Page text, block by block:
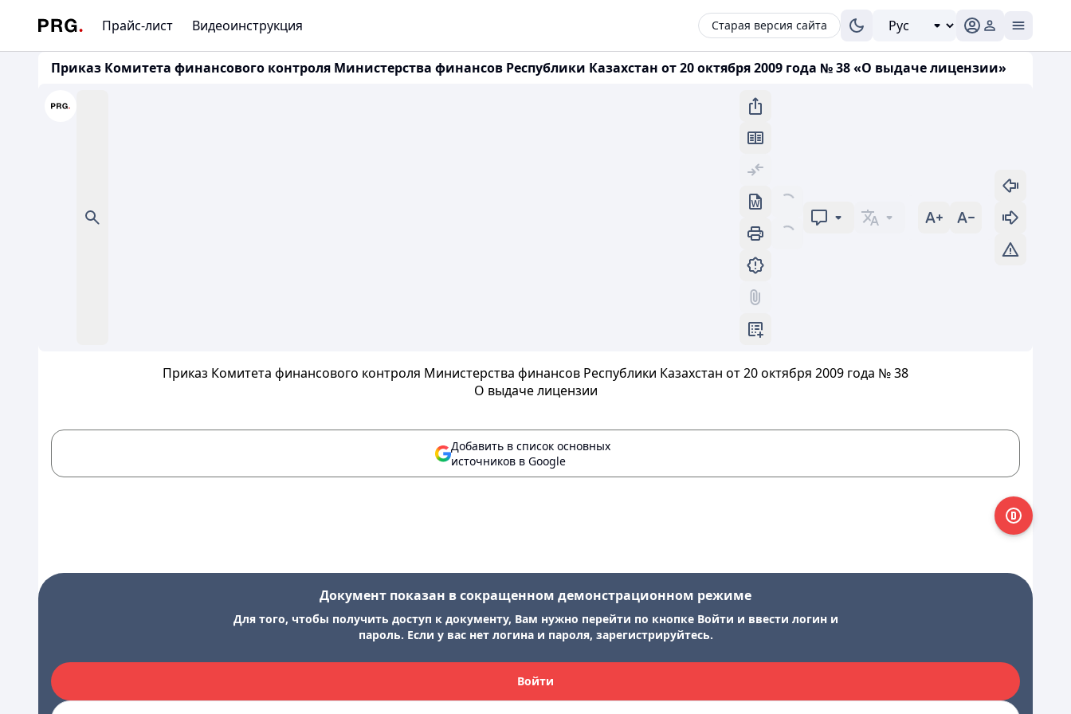
Прайс-лист Видеоинструкция Старая версия сайта
Приказ Комитета финансового контроля Министерства финансов Республики Казахстан от 20 октября 2009 года № 38 «О выдаче лицензии»
Приказ Комитета финансового контроля Министерства финансов Республики Казахстан от 20 октября 2009 года № 38
О выдаче лицензии
Добавить в список основных
источников в Google
Документ показан в сокращенном демонстрационном режиме
Для того, чтобы получить доступ к документу, Вам нужно перейти по кнопке Войти и ввести логин и
пароль. Если у вас нет логина и пароля, зарегистрируйтесь.
Войти